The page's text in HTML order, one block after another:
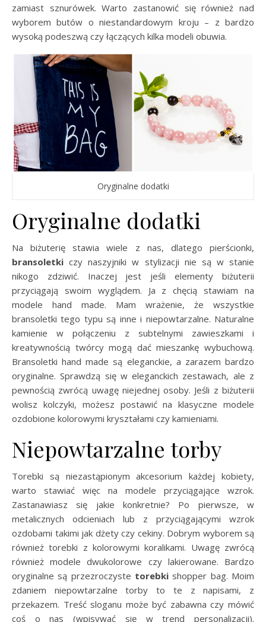
zamiast sznurówek. Warto zastanowić się również nad
wyborem butów o niestandardowym kroju – z bardzo
wysoką podeszwą czy łączących kilka modeli obuwia.
Oryginalne dodatki
Oryginalne dodatki
Na biżuterię stawia wiele z nas, dlatego pierścionki,
bransoletki czy naszyjniki w stylizacji nie są w stanie
nikogo zdziwić. Inaczej jest jeśli elementy biżuterii
przyciągają swoim wyglądem. Ja z chęcią stawiam na
modele hand made. Mam wrażenie, że wszystkie
bransoletki tego typu są inne i niepowtarzalne. Naturalne
kamienie w połączeniu z subtelnymi zawieszkami i
kreatywnością twórcy mogą dać mieszankę wybuchową.
Bransoletki hand made są eleganckie, a zarazem bardzo
oryginalne. Sprawdzą się w eleganckich zestawach, ale z
pewnością zwrócą uwagę niejednej osoby. Jeśli z biżuterii
wolisz kolczyki, możesz postawić na klasyczne modele
ozdobione kolorowymi kryształami czy kamieniami.
Niepowtarzalne torby
Torebki są niezastąpionym akcesorium każdej kobiety,
warto stawiać więc na modele przyciągające wzrok.
Zastanawiasz się jakie konkretnie? Po pierwsze, w
metalicznych odcieniach lub z przyciągającymi wzrok
ozdobami takimi jak dżety czy cekiny. Dobrym wyborem są
również torebki z kolorowymi koralikami. Uwagę zwrócą
również modele dwukolorowe czy lakierowane. Bardzo
oryginalne są przezroczyste torebki shopper bag. Moim
zdaniem niepowtarzalne torby to te z napisami, z
przekazem. Treść sloganu może być zabawna czy mówić
coś o nas (wpisywać się w trend personalizacji).